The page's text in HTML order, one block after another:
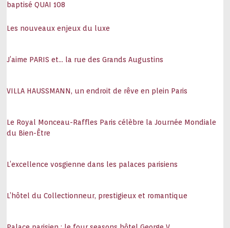
baptisé QUAI 108
Les nouveaux enjeux du luxe
J’aime PARIS et… la rue des Grands Augustins
VILLA HAUSSMANN, un endroit de rêve en plein Paris
Le Royal Monceau-Raffles Paris célèbre la Journée Mondiale
du Bien-Être
L’excellence vosgienne dans les palaces parisiens
L’hôtel du Collectionneur, prestigieux et romantique